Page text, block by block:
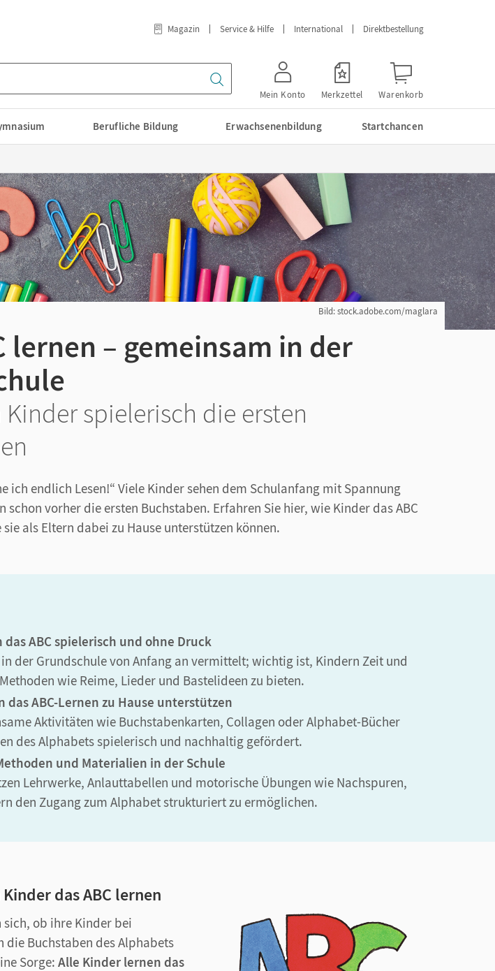
Magazin Service & Hilfe International Direktbestellung
Mein Konto Merkzettel Warenkorb
Berufliche Bildung Erwachsenenbildung Startchancen
Bild: stock.adobe.com/maglara
lernen – gemeinsam in der
Kinder spielerisch die ersten
ich endlich Lesen!“ Viele Kinder sehen dem Schulanfang mit Spannung
schon vorher die ersten Buchstaben. Erfahren Sie hier, wie Kinder das ABC
als Eltern dabei zu Hause unterstützen können.
ABC spielerisch und ohne Druck
in der Grundschule von Anfang an vermittelt; wichtig ist, Kindern Zeit und
wie Reime, Lieder und Bastelideen zu bieten.
das ABC-Lernen zu Hause unterstützen
Aktivitäten wie Buchstabenkarten, Collagen oder Alphabet-Bücher
des Alphabets spielerisch und nachhaltig gefördert.
und Materialien in der Schule
Lehrwerke, Anlauttabellen und motorische Übungen wie Nachspuren,
den Zugang zum Alphabet strukturiert zu ermöglichen.
das ABC lernen
sich, ob ihre Kinder bei
die Buchstaben des Alphabets
Sorge: Alle Kinder lernen das